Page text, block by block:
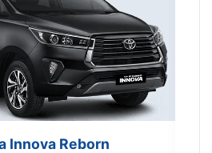
Innova Reborn